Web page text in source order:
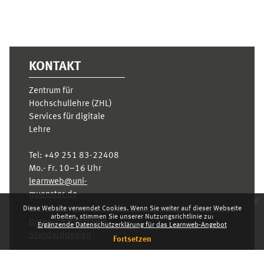
Diese Website verwendet Cookies. Wenn Sie weiter auf dieser Webseite
arbeiten, stimmen Sie unserer Nutzungsrichtlinie zu:
Ergänzende Datenschutzerklärung für das Learnweb-Angebot
Fortsetzen
x
KONTAKT
Zentrum für
Hochschullehre (ZHL)
Services für digitale
Lehre
Tel: +49 251 83-22408
Mo.- Fr. 10–16 Uhr
learnweb@uni-
muenster.de
Datenschutzhinweis